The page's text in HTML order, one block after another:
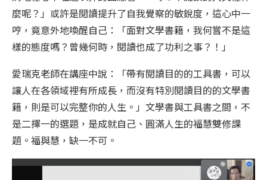
麼呢？」或許是閱讀提升了自我覺察的敏銳度，這心中一
哼，竟意外地喚醒自己：「面對文學書籍，我何嘗不是這
樣的態度嗎？曾幾何時，閱讀也成了功利之事？！」
愛瑞克老師在講座中說：「帶有閱讀目的的工具書，可以
讓人在各領域裡有所成長，而沒有特別閱讀目的的文學書
籍，則是可以完整你的人生。」文學書與工具書之間，不
是二擇一的選題，是成就自己、圓滿人生的福慧雙修課
題。福與慧，缺一不可。